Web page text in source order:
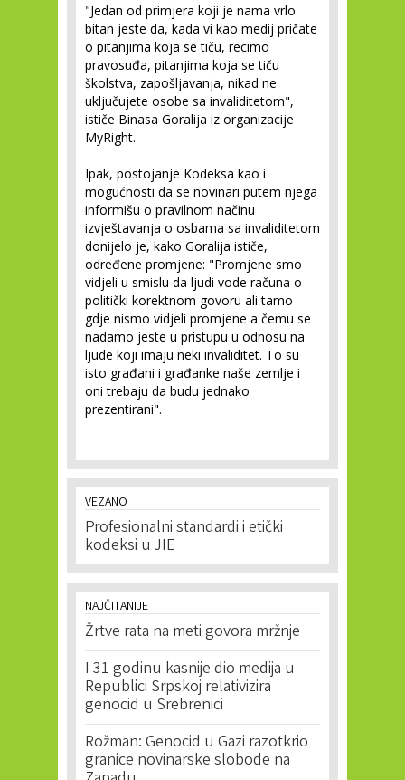
"Jedan od primjera koji je nama vrlo
bitan jeste da, kada vi kao medij pričate
o pitanjima koja se tiču, recimo
pravosuđa, pitanjima koja se tiču
školstva, zapošljavanja, nikad ne
uključujete osobe sa invaliditetom",
ističe Binasa Goralija iz organizacije
MyRight.
Ipak, postojanje Kodeksa kao i
mogućnosti da se novinari putem njega
informišu o pravilnom načinu
izvještavanja o osbama sa invaliditetom
donijelo je, kako Goralija ističe,
određene promjene: "Promjene smo
vidjeli u smislu da ljudi vode računa o
politički korektnom govoru ali tamo
gdje nismo vidjeli promjene a čemu se
nadamo jeste u pristupu u odnosu na
ljude koji imaju neki invaliditet. To su
isto građani i građanke naše zemlje i
oni trebaju da budu jednako
prezentirani".
VEZANO
Profesionalni standardi i etički
kodeksi u JIE
NAJČITANIJE
Žrtve rata na meti govora mržnje
I 31 godinu kasnije dio medija u
Republici Srpskoj relativizira
genocid u Srebrenici
Rožman: Genocid u Gazi razotkrio
granice novinarske slobode na